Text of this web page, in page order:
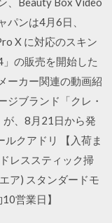
パンは4月6日、
X に対応のスキン
の販売を開始した
ーカー関連の動画紹
ジブランド「クレ・
が、8月21日から発
クアドリ 【入荷ま
レススティック掃
ア) スタンダードモ
営業日】